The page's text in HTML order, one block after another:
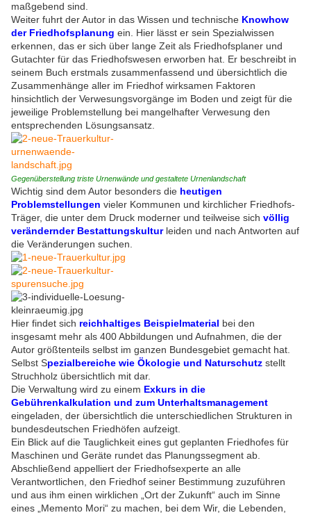
maßgebend sind.
Weiter fuhrt der Autor in das Wissen und technische Knowhow
der Friedhofsplanung ein. Hier lässt er sein Spezialwissen
erkennen, das er sich über lange Zeit als Friedhofsplaner und
Gutachter für das Friedhofswesen erworben hat. Er beschreibt in
seinem Buch erstmals zusammenfassend und übersichtlich die
Zusammenhänge aller im Friedhof wirksamen Faktoren
hinsichtlich der Verwesungsvorgänge im Boden und zeigt für die
jeweilige Problemstellung bei mangelhafter Verwesung den
entsprechenden Lösungsansatz.
Gegenüberstellung triste Urnenwände und gestaltete Urnenlandschaft
Wichtig sind dem Autor besonders die heutigen
Problemstellungen vieler Kommunen und kirchlicher Friedhofs-
Träger, die unter dem Druck moderner und teilweise sich völlig
verändernder Bestattungskulturleiden und nach Antworten auf
die Veränderungen suchen.
Hier findet sich reichhaltiges Beispielmaterial bei den
insgesamt mehr als 400 Abbildungen und Aufnahmen, die der
Autor größtenteils selbst im ganzen Bundesgebiet gemacht hat.
Selbst Spezialbereiche wie Ökologie und Naturschutz stellt
Struchholz übersichtlich mit dar.
Die Verwaltung wird zu einem Exkurs in die
Gebührenkalkulation und zum Unterhaltsmanagement
eingeladen, der übersichtlich die unterschiedlichen Strukturen in
bundesdeutschen Friedhöfen aufzeigt.
Ein Blick auf die Tauglichkeit eines gut geplanten Friedhofes für
Maschinen und Geräte rundet das Planungssegment ab.
Abschließend appelliert der Friedhofsexperte an alle
Verantwortlichen, den Friedhof seiner Bestimmung zuzuführen
und aus ihm einen wirklichen „Ort der Zukunft“ auch im Sinne
eines „Memento Mori“ zu machen, bei dem Wir, die Lebenden,